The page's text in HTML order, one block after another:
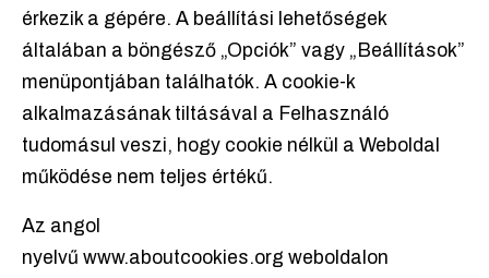
érkezik a gépére. A beállítási lehetőségek
általában a böngésző „Opciók” vagy „Beállítások”
menüpontjában találhatók. A cookie-k
alkalmazásának tiltásával a Felhasználó
tudomásul veszi, hogy cookie nélkül a Weboldal
működése nem teljes értékű.
Az angol
nyelvű www.aboutcookies.org weboldalon